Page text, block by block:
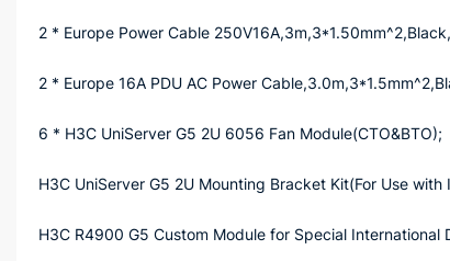
2 * Europe Power Cable
2 * Europe 16A PDU AC Power
6 * H3C UniServer G5 2U 6056 Fan Module(CTO&BTO);
H3C UniServer G5 2U Mounting Bracket Kit(For Use
H3C R4900 G5 Custom Module for Special International